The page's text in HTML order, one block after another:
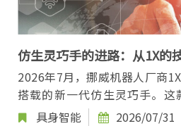
仿生灵巧手的进路：从1X的
态
2026年7月，挪威机器人厂商
搭载的新一代仿生灵巧手。这
的末端执行器，在技术路径上
具身智能 2026/07/31